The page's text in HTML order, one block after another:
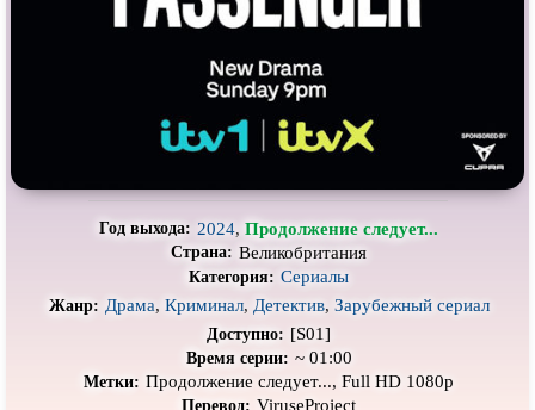
Про космос
Про любовь
серийных
Про мафию
Про пиратов
Про путешествия во времени
Про роботов Про рыцарей
Про самолёты Про собак
Про супергероев
Про танцы
Про футбол
Год выхода: 2024, Продолжение следует...
Страна: Великобритания
Категория: Сериалы
Жанр: Драма, Криминал, Детектив, Зарубежный сериал
Доступно: [S01]
Время серии: ~ 01:00
Метки: Продолжение следует..., Full HD 1080p
Перевод: ViruseProject